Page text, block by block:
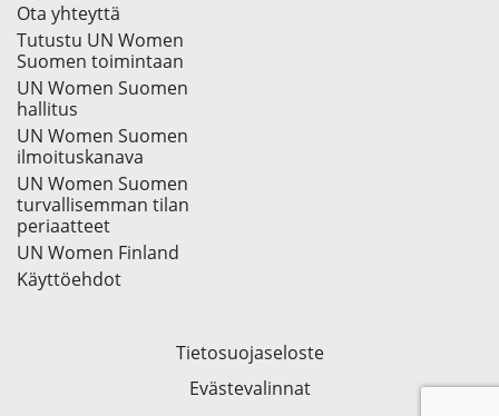
Ota yhteyttä
Tutustu UN Women
Suomen toimintaan
UN Women Suomen
hallitus
UN Women Suomen
ilmoituskanava
UN Women Suomen
turvallisemman tilan
periaatteet
UN Women Finland
Käyttöehdot
Tietosuojaseloste
Evästevalinnat